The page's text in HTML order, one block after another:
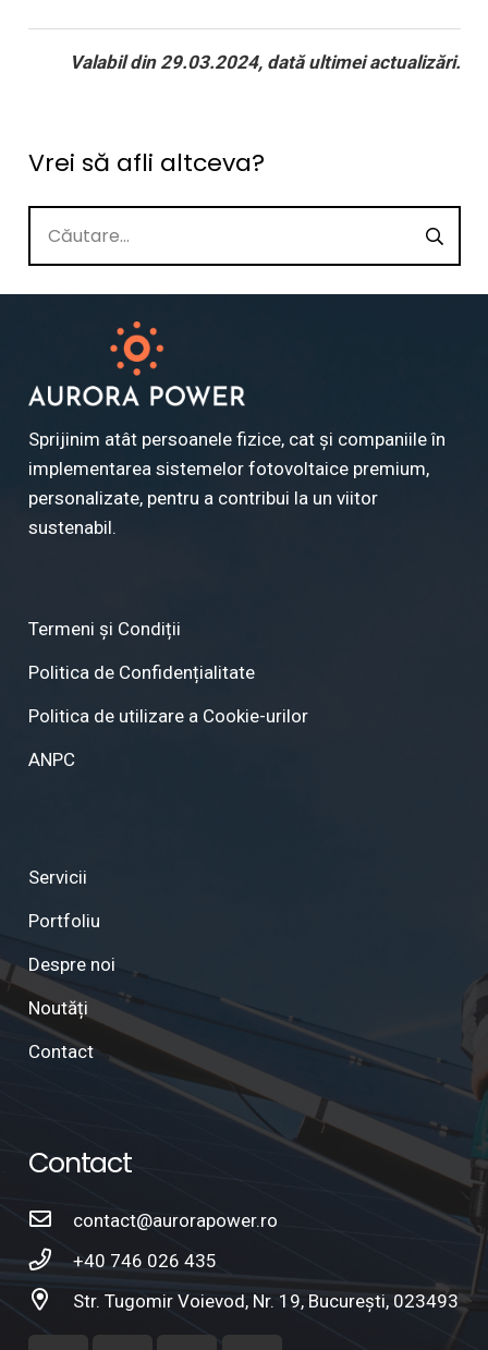
Valabil din 29.03.2024, dată ultimei actualizări.
Vrei să afli altceva?
după:
Sprijinim atât persoanele fizice, cat și companiile în
implementarea sistemelor fotovoltaice premium,
personalizate, pentru a contribui la un viitor
sustenabil.
Termeni și Condiții
Politica de Confidențialitate
Politica de utilizare a Cookie-urilor
ANPC
Servicii
Portfoliu
Despre noi
Noutăți
Contact
Contact
contact@aurorapower.ro
+40 746 026 435
Str. Tugomir Voievod, Nr. 19, București, 023493